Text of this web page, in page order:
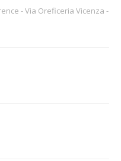
- Via Oreficeria Vicenza -